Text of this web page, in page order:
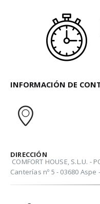
INFORMACIÓN DE
DIRECCIÓN
COMFORT HOUSE, S.L.U. -
Canterías nº 5 - 03680 Aspe